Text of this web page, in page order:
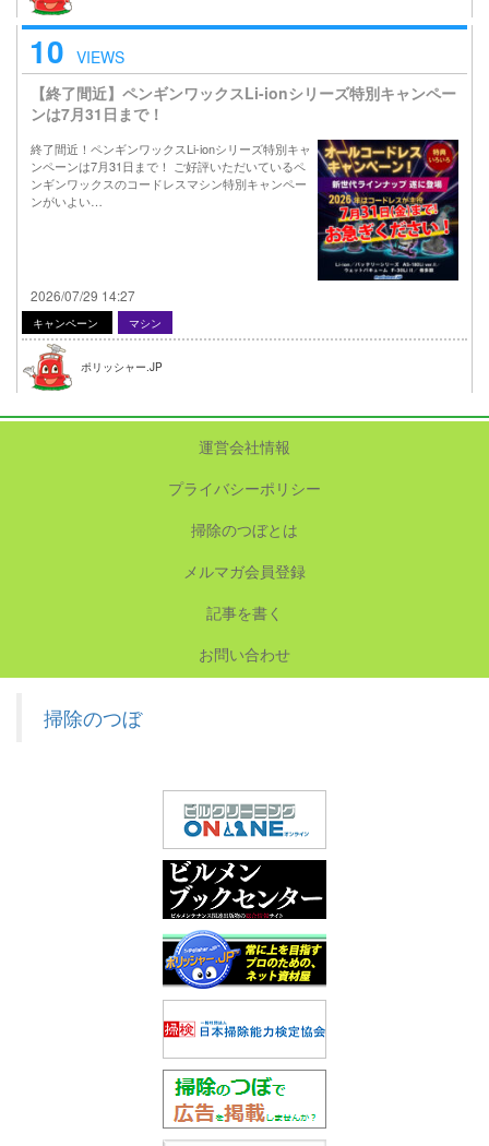
10 VIEWS
【終了間近】ペンギンワックスLi-ionシリーズ特別キャンペー
ンは7月31日まで！
終了間近！ペンギンワックスLi-ionシリーズ特別キャ
ンペーンは7月31日まで！ ご好評いただいているペ
ンギンワックスのコードレスマシン特別キャンペー
ンがいよい…
2026/07/29 14:27
キャンペーン マシン
ポリッシャー.JP
運営会社情報
プライバシーポリシー
掃除のつぼとは
メルマガ会員登録
記事を書く
お問い合わせ
掃除のつぼ